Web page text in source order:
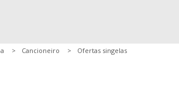
Cancioneiro Ofertas singelas